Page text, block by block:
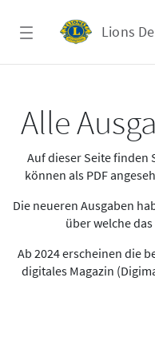
Lions
Alle
Auf dieser Seite finden
können als PDF
Die neueren Ausgaben
über welche
Ab 2024 erscheinen die
digitales Magazin